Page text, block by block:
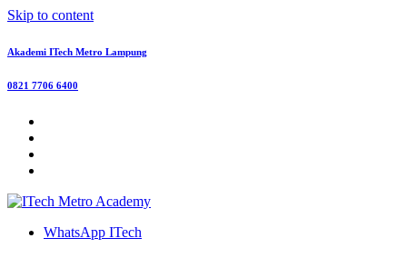
Skip to content
Akademi ITech Metro Lampung
0821 7706 6400
WhatsApp ITech